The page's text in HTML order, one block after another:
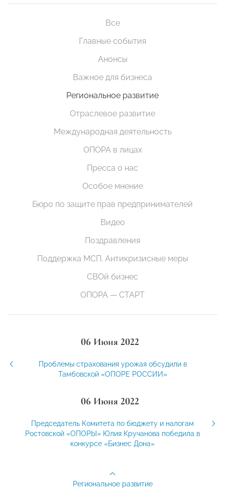
Все
Главные события
Анонсы
Важное для бизнеса
Региональное развитие
Отраслевое развитие
Международная деятельность
ОПОРА в лицах
Пресса о нас
Особое мнение
Бюро по защите прав предпринимателей
Видео
Поздравления
Поддержка МСП. Антикризисные меры
СВОй бизнес
ОПОРА — СТАРТ
06 Июня 2022
Проблемы страхования урожая обсудили в
Тамбовской «ОПОРЕ РОССИИ»
06 Июня 2022
Председатель Комитета по бюджету и налогам
Ростовской «ОПОРЫ» Юлия Кручанова победила в
конкурсе «Бизнес Дона»
Региональное развитие